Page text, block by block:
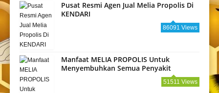
Pusat Resmi Agen Jual Melia Propolis Di
KENDARI
86091 Views
Manfaat MELIA PROPOLIS Untuk
Menyembuhkan Semua Penyakit
51511 Views